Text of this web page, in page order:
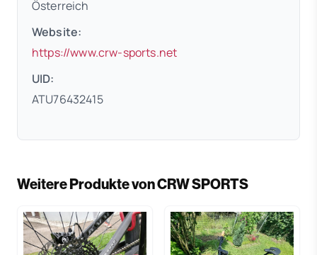
Österreich
Website:
https://www.crw-sports.net(öffnet in neuem Tab)
UID:
ATU76432415
Weitere Produkte von CRW SPORTS